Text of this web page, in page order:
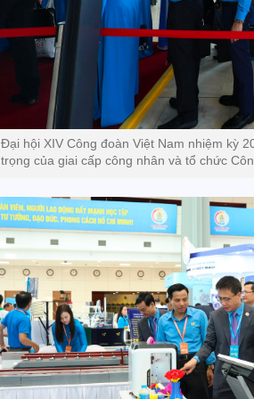
Đại hội XIV Công đoàn Việt Nam nhiệm kỳ
trọng của giai cấp công nhân và tổ chức